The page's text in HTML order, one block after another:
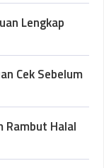
Lengkap
Cek Sebelum
Rambut Halal